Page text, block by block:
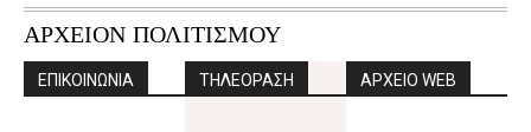
ΑΡΧΕΙΟΝ ΠΟΛΙΤΙΣΜΟΥ
ΕΠΙΚΟΙΝΩΝΙΑ ΤΗΛΕΟΡΑΣΗ ΑΡΧΕΙΟ WEB